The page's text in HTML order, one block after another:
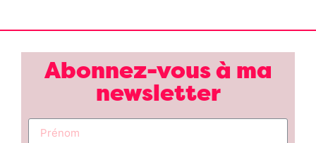
Abonnez-vous à ma
newsletter